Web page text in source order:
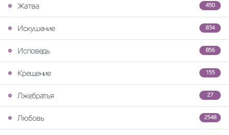
450
Жатва
834
Искушение
856
Исповедь
155
Крещение
27
Лжебратья
2548
Любовь